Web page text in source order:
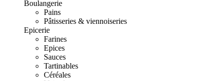
Boulangerie
Pains
Pâtisseries & viennoiseries
Epicerie
Farines
Epices
Sauces
Tartinables
Céréales